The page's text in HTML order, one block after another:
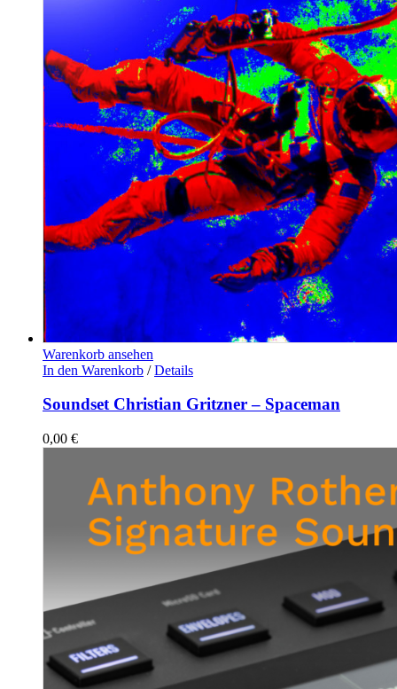
Warenkorb ansehen
In den Warenkorb / Details
Soundset Christian Gritzner – Spaceman
0,00 €